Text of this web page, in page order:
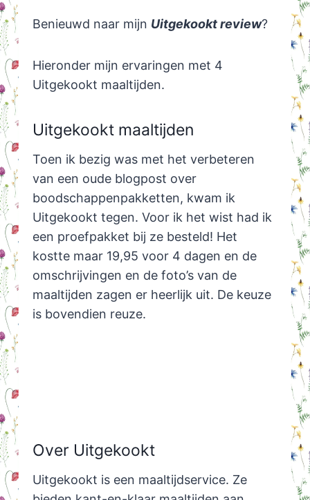
Benieuwd naar mijn Uitgekookt review?
Hieronder mijn ervaringen met 4
Uitgekookt maaltijden.
Uitgekookt maaltijden
Toen ik bezig was met het verbeteren
van een oude blogpost over
boodschappenpakketten, kwam ik
Uitgekookt tegen. Voor ik het wist had ik
een proefpakket bij ze besteld! Het
kostte maar 19,95 voor 4 dagen en de
omschrijvingen en de foto’s van de
maaltijden zagen er heerlijk uit. De keuze
is bovendien reuze.
Over Uitgekookt
Uitgekookt is een maaltijdservice. Ze